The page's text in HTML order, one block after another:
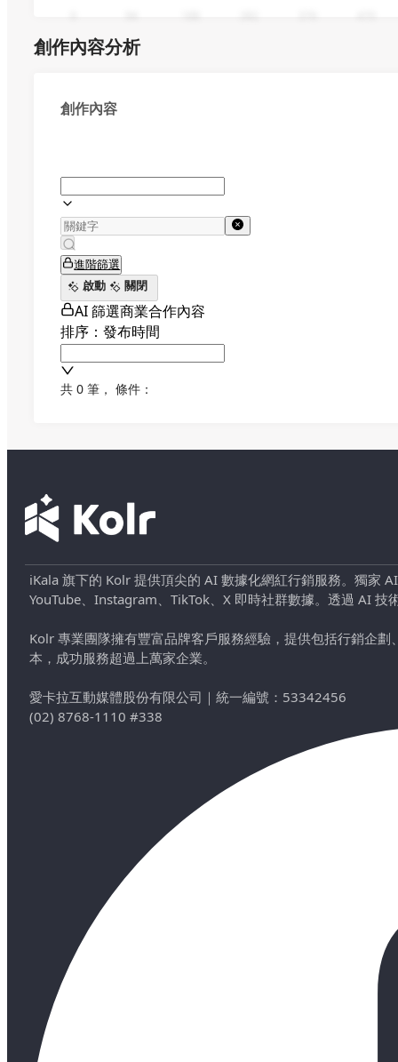
創作內容分析
創作內容
進階篩選
啟動
關閉
AI 篩選商業合作內容
排序：發布時間
共 0 筆 ， 條件：
iKala 旗下的 Kolr 提供頂尖的 AI 數據化網紅行銷服務。獨家
YouTube、Instagram、TikTok、X 即時社群數據。透過 AI
Kolr 專業團隊擁有豐富品牌客戶服務經驗，提供包括行銷企
本，成功服務超過上萬家企業。
愛卡拉互動媒體股份有限公司 ｜ 統一編號：53342456
(02) 8768-1110 #338